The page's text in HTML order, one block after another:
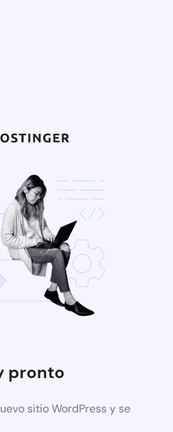
pronto
sitio WordPress y se